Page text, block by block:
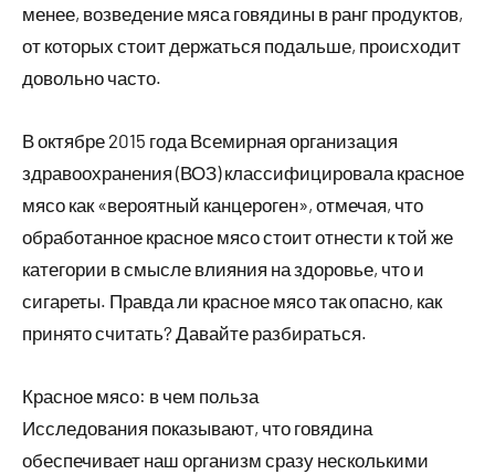
менее, возведение мяса говядины в ранг продуктов,
от которых стоит держаться подальше, происходит
довольно часто.
В октябре 2015 года Всемирная организация
здравоохранения (ВОЗ) классифицировала красное
мясо как «вероятный канцероген», отмечая, что
обработанное красное мясо стоит отнести к той же
категории в смысле влияния на здоровье, что и
сигареты. Правда ли красное мясо так опасно, как
принято считать? Давайте разбираться.
Красное мясо: в чем польза
Исследования показывают, что говядина
обеспечивает наш организм сразу несколькими